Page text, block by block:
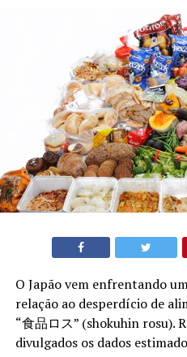
O Japão vem enfrentando
relação ao desperdício de
“食品ロス” (shokuhin rosu).
divulgados os dados